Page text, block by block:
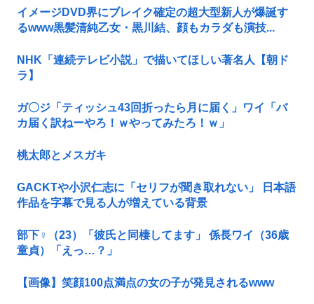
イメージDVD界にブレイク確定の超大型新人が爆誕す
るwww黒髪清純乙女・黒川結、顔もカラダも演技...
NHK「連続テレビ小説」で描いてほしい著名人【朝ド
ラ】
ガ〇ジ「ティッシュ43回折ったら月に届く」ワイ「バ
カ届く訳ねーやろ！ｗやってみたろ！ｗ」
桃太郎とメスガキ
GACKTや小沢仁志に「セリフが聞き取れない」 日本語
作品を字幕で見る人が増えている背景
部下♀（23）「彼氏と同棲してます」 係長ワイ（36歳
童貞）「えっ…？」
【画像】笑顔100点満点の女の子が発見されるwww